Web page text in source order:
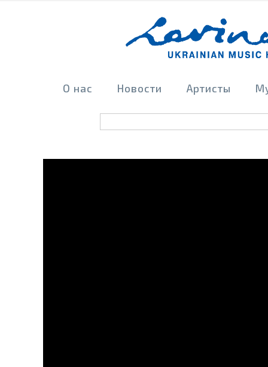
О нас Новости Артисты